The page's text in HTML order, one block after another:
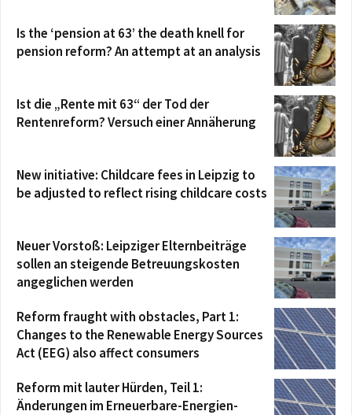
Is the ‘pension at 63’ the death knell for
pension reform? An attempt at an analysis
Ist die „Rente mit 63“ der Tod der
Rentenreform? Versuch einer Annäherung
New initiative: Childcare fees in Leipzig to
be adjusted to reflect rising childcare costs
Neuer Vorstoß: Leipziger Elternbeiträge
sollen an steigende Betreuungskosten
angeglichen werden
Reform fraught with obstacles, Part 1:
Changes to the Renewable Energy Sources
Act (EEG) also affect consumers
Reform mit lauter Hürden, Teil 1:
Änderungen im Erneuerbare-Energien-